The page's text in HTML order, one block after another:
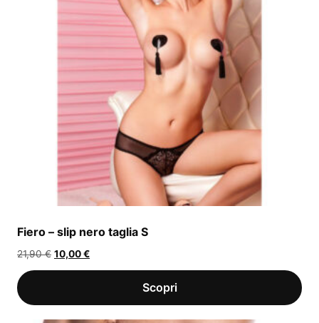
Fiero – slip nero taglia S
21,90€ Il
prezzo
10,00€Il
prezzo